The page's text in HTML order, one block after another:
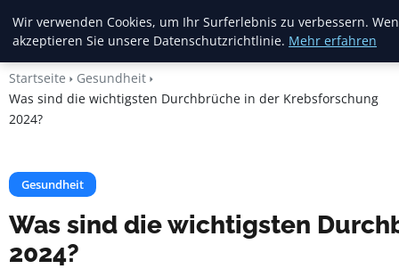
Crema Gelato
Startseite
Gesundheit
Was sind die wichtigsten Durchbrüche in der Krebsforschung
2024?
Gesundheit
Was sind die wichtigsten
2024?
Wir verwenden Cookies, um Ihr Surferlebnis zu verbessern.
akzeptieren Sie unsere Datenschutzrichtlinie. Mehr erfahren